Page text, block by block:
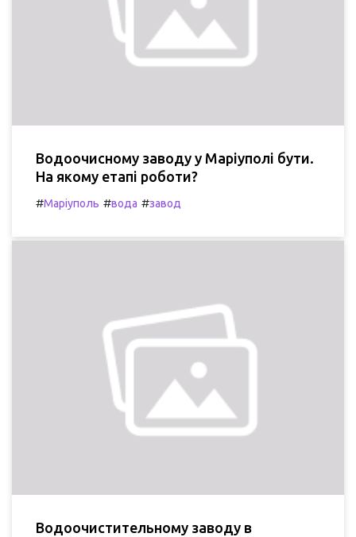
Водоочисному заводу у Маріуполі бути.
На якому етапі роботи?
#Маріуполь #вода #завод
Водоочистительному заводу в